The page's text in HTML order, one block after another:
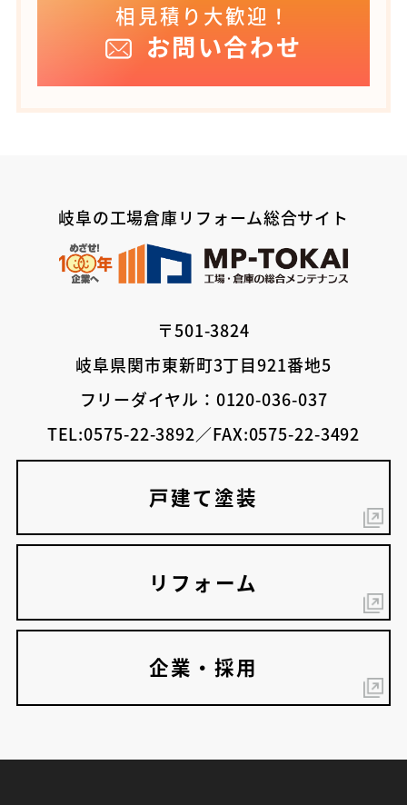
相見積り大歓迎！
お問い合わせ
岐阜の工場倉庫リフォーム総合サイト
〒501-3824
岐阜県関市東新町3丁目921番地5
フリーダイヤル：0120-036-037
TEL:0575-22-3892／FAX:0575-22-3492
戸建て塗装
リフォーム
企業・採用